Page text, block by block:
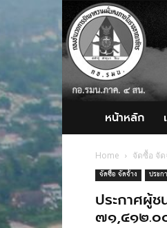
กอ.รมน.
4
สน.
หน้าหลัก
Home จัดซื้อ จัด
จัดซื้อ จัดจ้าง ประก
ประกาศผู้ช
๗๑,๔๑๒.๐